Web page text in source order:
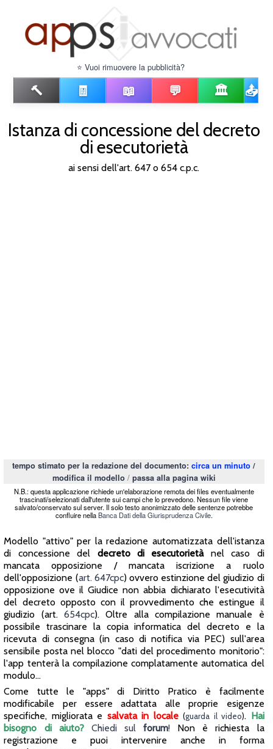
⭐ Vuoi rimuovere la pubblicità?
🔨 🧾 📖 💬 🏛️ 📤
Istanza di concessione del decreto
di esecutorietà
ai sensi dell'art. 647 o 654 c.p.c.
tempo stimato per la redazione del documento:circa un minuto /
modifica il modello/ passa alla pagina wiki
N.B.: questa applicazione richiede un'elaborazione remota dei files eventualmente
trascinati/selezionati dall'utente sui campi che lo prevedono. Nessun file viene
salvato/conservato sul server. Il solo testo anonimizzato delle sentenze potrebbe
confluire nellaBanca Dati della Giurisprudenza Civile.
Modello "attivo" per la redazione automatizzata dell'istanza
di concessione del decreto di esecutorietànel caso di
mancata opposizione / mancata iscrizione a ruolo
dell'opposizione (art. 647cpc) ovvero estinzione del giudizio di
opposizione ove il Giudice non abbia dichiarato l'esecutività
del decreto opposto con il provvedimento che estingue il
giudizio (art.654cpc). Oltre alla compilazione manuale è
possibile trascinare la copia informatica del decreto e la
ricevuta di consegna (in caso di notifica via PEC) sull'area
sensibile posta nel blocco "dati del procedimento monitorio":
l'app tenterà la compilazione complatamente automatica del
modulo...
Come tutte le "apps" di Diritto Pratico è facilmente
modificabile per essere adattata alle proprie esigenze
specifiche, migliorata e salvata in locale (guarda il video). Hai
bisogno di aiuto?
Chiedi sulforum! Non è richiesta la
registrazione e puoi intervenire anche in forma